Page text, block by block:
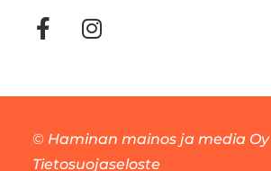
© Haminan mainos ja media Oy
Tietosuojaseloste